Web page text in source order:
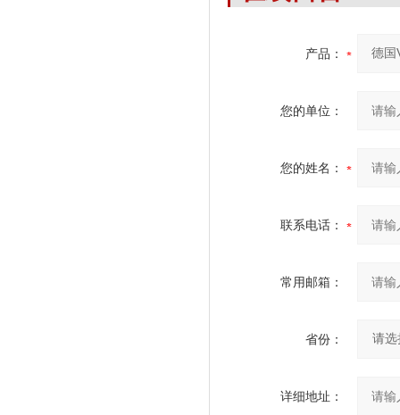
产品：
您的单位：
您的姓名：
联系电话：
常用邮箱：
省份：
详细地址：